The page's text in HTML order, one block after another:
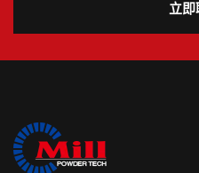
立即